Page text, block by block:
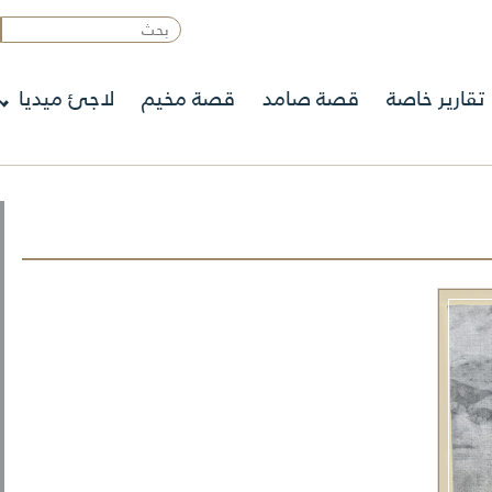
تقارير خاصة قصة صامد قصة مخيم لاجئ ميديا